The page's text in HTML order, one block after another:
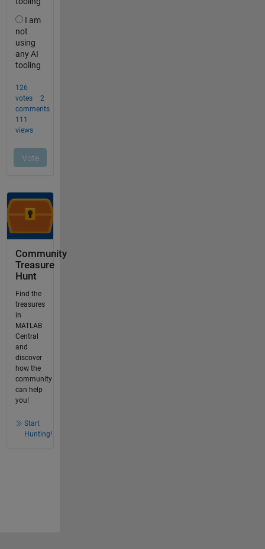
Community
Treasure
Hunt
Find the
treasures
in
MATLAB
Central
and
discover
how the
community
can help
you!
Start
Hunting!